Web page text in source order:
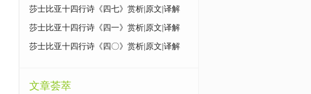
莎士比亚十四行诗《四七》赏析|原文|译解
莎士比亚十四行诗《四一》赏析|原文|译解
莎士比亚十四行诗《四〇》赏析|原文|译解
文章荟萃